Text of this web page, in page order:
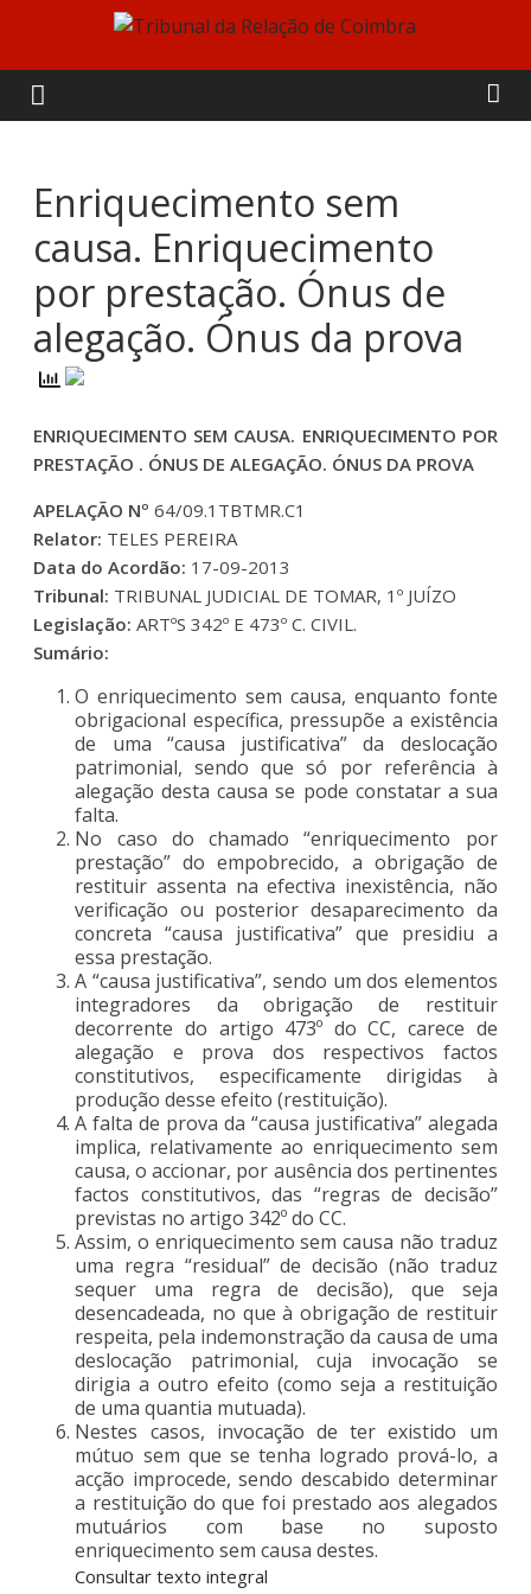
content
Tribunal
da
Relação
de
Coimbra
Enriquecimento sem
causa. Enriquecimento
por prestação. Ónus de
alegação. Ónus da prova
ENRIQUECIMENTO SEM CAUSA. ENRIQUECIMENTO POR
PRESTAÇÃO . ÓNUS DE ALEGAÇÃO. ÓNUS DA PROVA
APELAÇÃO Nº 64/09.1TBTMR.C1
Relator: TELES PEREIRA
Data do Acordão: 17-09-2013
Tribunal: TRIBUNAL JUDICIAL DE TOMAR, 1º JUÍZO
Legislação: ARTºS 342º E 473º C. CIVIL.
Sumário:
O enriquecimento sem causa, enquanto fonte
obrigacional específica, pressupõe a existência
de uma “causa justificativa” da deslocação
patrimonial, sendo que só por referência à
alegação desta causa se pode constatar a sua
falta.
No caso do chamado “enriquecimento por
prestação” do empobrecido, a obrigação de
restituir assenta na efectiva inexistência, não
verificação ou posterior desaparecimento da
concreta “causa justificativa” que presidiu a
essa prestação.
A “causa justificativa”, sendo um dos elementos
integradores da obrigação de restituir
decorrente do artigo 473º do CC, carece de
alegação e prova dos respectivos factos
constitutivos, especificamente dirigidas à
produção desse efeito (restituição).
A falta de prova da “causa justificativa” alegada
implica, relativamente ao enriquecimento sem
causa, o accionar, por ausência dos pertinentes
factos constitutivos, das “regras de decisão”
previstas no artigo 342º do CC.
Assim, o enriquecimento sem causa não traduz
uma regra “residual” de decisão (não traduz
sequer uma regra de decisão), que seja
desencadeada, no que à obrigação de restituir
respeita, pela indemonstração da causa de uma
deslocação patrimonial, cuja invocação se
dirigia a outro efeito (como seja a restituição
de uma quantia mutuada).
Nestes casos, invocação de ter existido um
mútuo sem que se tenha logrado prová-lo, a
acção improcede, sendo descabido determinar
a restituição do que foi prestado aos alegados
mutuários com base no suposto
enriquecimento sem causa destes.
Consultar texto integral